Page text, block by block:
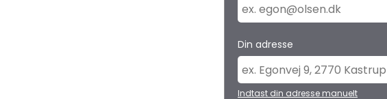
Din adresse
Indtast din adresse manuelt